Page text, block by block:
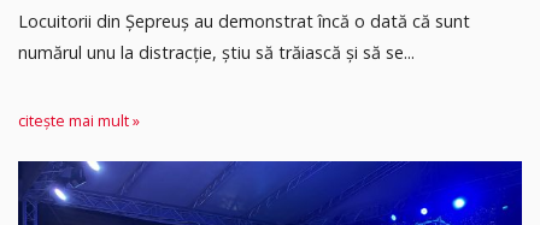
Locuitorii din Șepreuș au demonstrat încă o dată că sunt
numărul unu la distracție, știu să trăiască și să se...
citește mai mult »